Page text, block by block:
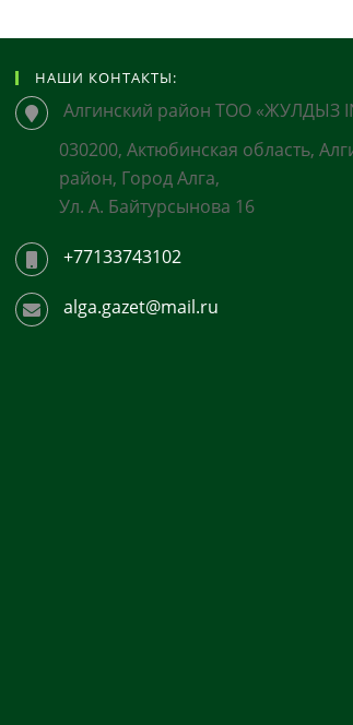
НАШИ КОНТАКТЫ:
Алгинский район ТОО «ЖУЛДЫЗ
030200, Актюбинская область,
район, Город Алга,
Ул. А. Байтурсынова 16
+77133743102
alga.gazet@mail.ru